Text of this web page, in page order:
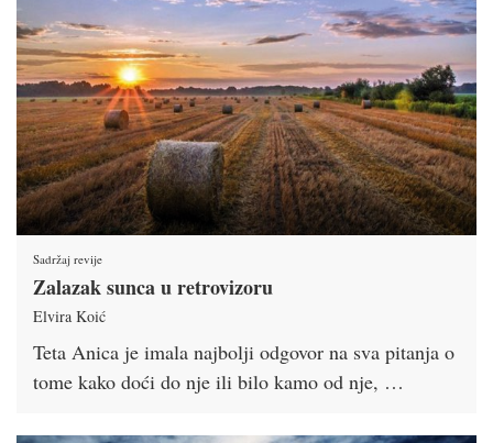
Sadržaj revije
Zalazak sunca u retrovizoru
Elvira Koić
Teta Anica je imala najbolji odgovor na sva pitanja o
tome kako doći do nje ili bilo kamo od nje, …